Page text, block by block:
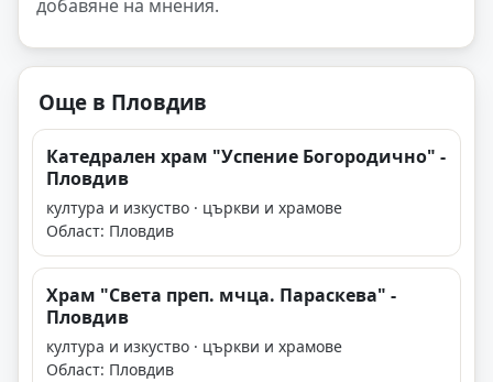
добавяне на мнения.
Още в Пловдив
Катедрален храм "Успение Богородично" -
Пловдив
култура и изкуство · църкви и храмове
Област: Пловдив
Храм "Света преп. мчца. Параскева" -
Пловдив
култура и изкуство · църкви и храмове
Област: Пловдив